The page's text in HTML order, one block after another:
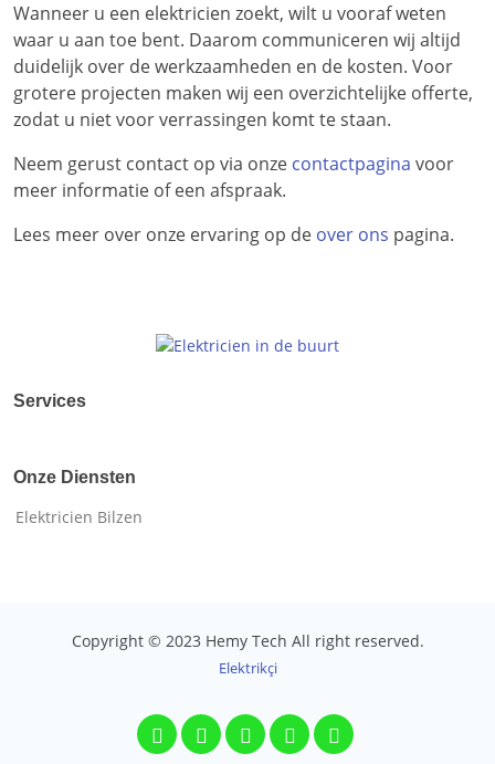
Wanneer u een elektricien zoekt, wilt u vooraf weten
waar u aan toe bent. Daarom communiceren wij altijd
duidelijk over de werkzaamheden en de kosten. Voor
grotere projecten maken wij een overzichtelijke offerte,
zodat u niet voor verrassingen komt te staan.
Neem gerust contact op via onze contactpagina voor
meer informatie of een afspraak.
Lees meer over onze ervaring op de over ons pagina.
Services
Onze Diensten
Elektricien Bilzen
Copyright © 2023 Hemy Tech All right reserved.
Elektrikçi